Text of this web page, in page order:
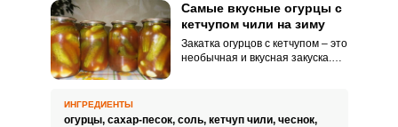
Самые вкусные огурцы с
кетчупом чили на зиму
Закатка огурцов с кетчупом – это
необычная и вкусная закуска.
блюдом.
ИНГРЕДИЕНТЫ
огурцы, сахар-песок, соль, кетчуп чили, чеснок,